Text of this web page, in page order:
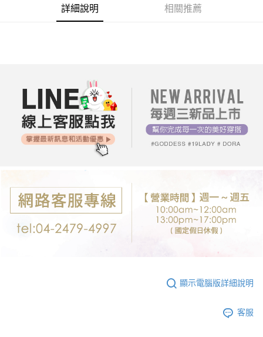
１．於結帳方式選擇「AFTEE先享後付」後，將跳轉至「AFTEE先享後付」
結帳頁面，進行簡訊認證並確認金額後，即可完成結帳。
※ 交易是否成功請以「AFTEE先享後付 」之結帳頁面顯示為準，若有關於
是否繳費成功／繳費後需取消欲退款等相關疑問，請聯繫「AFTEE先享後付
客戶支援中心」 https://netprotections.freshdesk.com/support/home
【注意事項】
１．透過由恩沛科技股份有限公司提供之「AFTEE先享後付」服務完成之交
易，需依本服務之必要範圍內提供個人資料，並將交易相關給付款項請求債
３．未成年的使用者請事先徵得法定代理人或監護人之同意方可使用
「AFTEE先享後付」，若未經同意申辦者引起之損失，本公司不負相關責
４．使用「AFTEE先享後付」時，將依據個別帳號之用戶狀況，依本公司即
５．嚴禁一人註冊多個帳號或使用他人資訊註冊。若發現惡意使用之情形，
付款後全家取貨
付款後7-11取貨
每筆NT$80，滿NT$699(含以上)免運費
宅配
每筆NT$80，滿NT$699(含以上)免運費
每筆NT$100，滿NT$3,000(含以上)免運費
詳細說明 相關推薦
顯示電腦版詳細說明
客服